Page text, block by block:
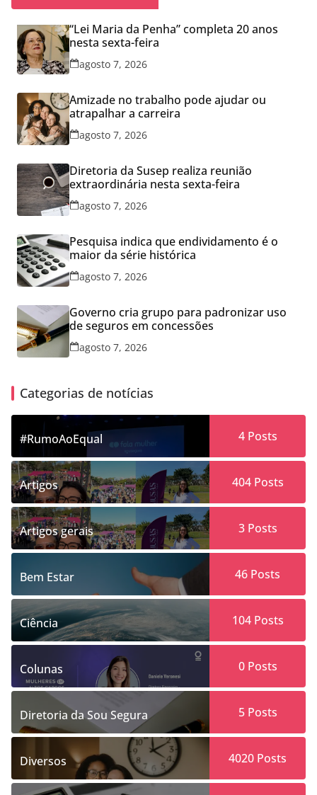
“Lei Maria da Penha” completa 20 anos
nesta sexta-feira
agosto 7, 2026
Amizade no trabalho pode ajudar ou
atrapalhar a carreira
agosto 7, 2026
Diretoria da Susep realiza reunião
extraordinária nesta sexta-feira
agosto 7, 2026
Pesquisa indica que endividamento é o
maior da série histórica
agosto 7, 2026
Governo cria grupo para padronizar uso
de seguros em concessões
agosto 7, 2026
Categorias de notícias
#RumoAoEqual 4Posts
Artigos 404Posts
Artigos gerais 3Posts
Bem Estar 46 Posts
Ciência 104Posts
Colunas 0Posts
Diretoria da Sou Segura 5Posts
Diversos 4020 Posts